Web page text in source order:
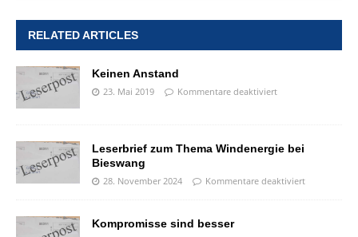
RELATED ARTICLES
Keinen Anstand
23. Mai 2019 Kommentare deaktiviert
Leserbrief zum Thema Windenergie bei
Bieswang
28. November 2024 Kommentare deaktiviert
Kompromisse sind besser